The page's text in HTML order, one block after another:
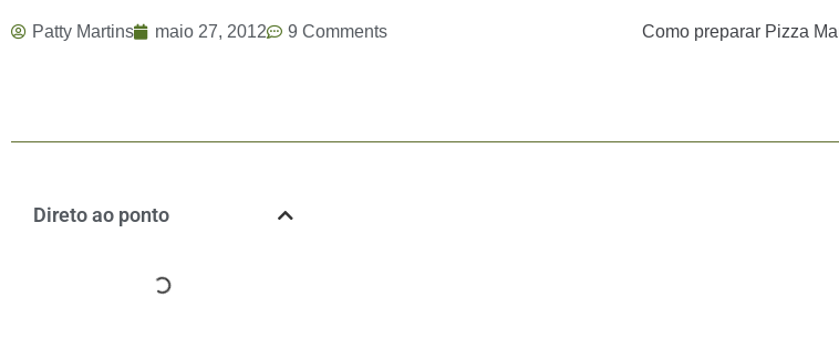
Patty Martins maio 27, 2012 9 Comments Como preparar Pizza
Direto ao ponto